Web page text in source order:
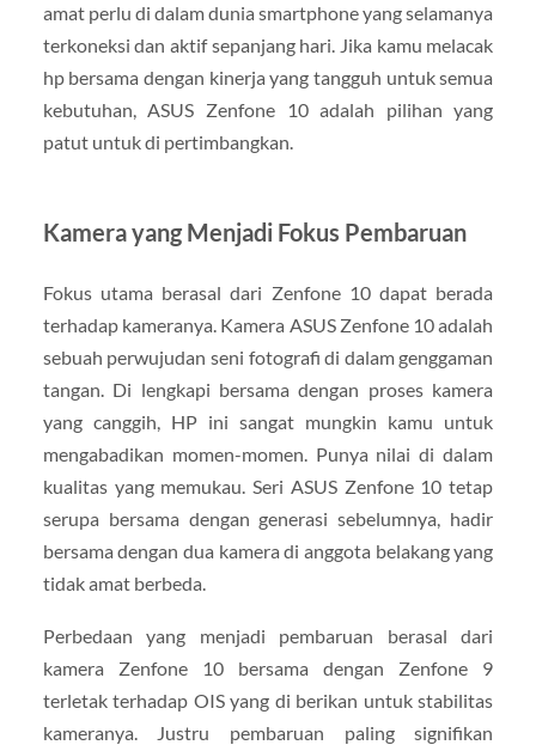
amat perlu di dalam dunia smartphone yang selamanya
terkoneksi dan aktif sepanjang hari. Jika kamu melacak
hp bersama dengan kinerja yang tangguh untuk semua
kebutuhan, ASUS Zenfone 10 adalah pilihan yang
patut untuk di pertimbangkan.
Kamera yang Menjadi Fokus Pembaruan
Fokus utama berasal dari Zenfone 10 dapat berada
terhadap kameranya. Kamera ASUS Zenfone 10 adalah
sebuah perwujudan seni fotografi di dalam genggaman
tangan. Di lengkapi bersama dengan proses kamera
yang canggih, HP ini sangat mungkin kamu untuk
mengabadikan momen-momen. Punya nilai di dalam
kualitas yang memukau. Seri ASUS Zenfone 10 tetap
serupa bersama dengan generasi sebelumnya, hadir
bersama dengan dua kamera di anggota belakang yang
tidak amat berbeda.
Perbedaan yang menjadi pembaruan berasal dari
kamera Zenfone 10 bersama dengan Zenfone 9
terletak terhadap OIS yang di berikan untuk stabilitas
kameranya. Justru pembaruan paling signifikan